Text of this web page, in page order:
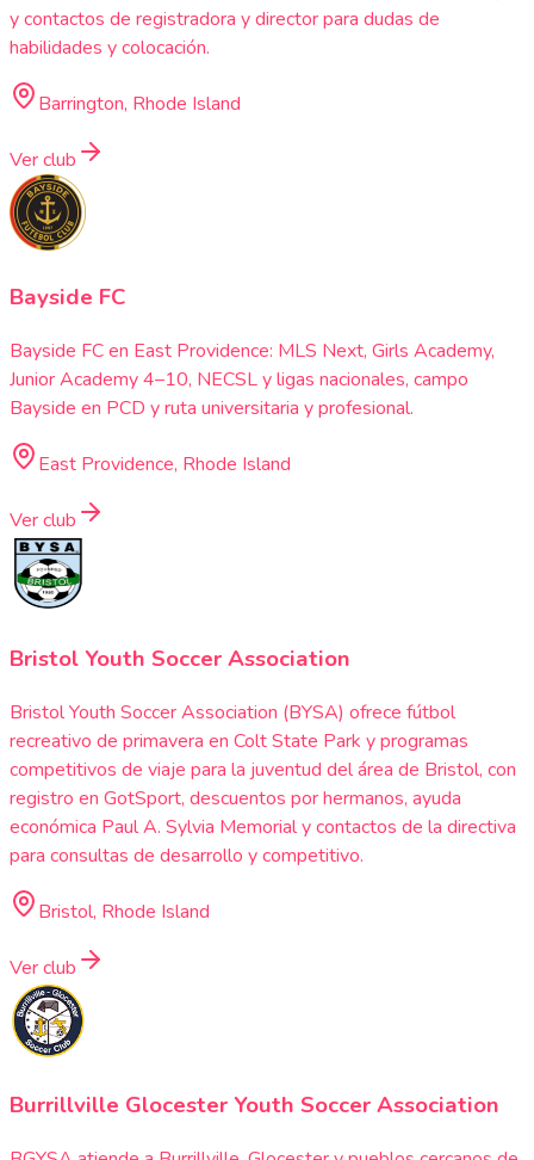
y contactos de registradora y director para dudas de
habilidades y colocación.
Barrington, Rhode Island
Ver club
Bayside FC
Bayside FC en East Providence: MLS Next, Girls Academy,
Junior Academy 4–10, NECSL y ligas nacionales, campo
Bayside en PCD y ruta universitaria y profesional.
East Providence, Rhode Island
Ver club
Bristol Youth Soccer Association
Bristol Youth Soccer Association (BYSA) ofrece fútbol
recreativo de primavera en Colt State Park y programas
competitivos de viaje para la juventud del área de Bristol, con
registro en GotSport, descuentos por hermanos, ayuda
económica Paul A. Sylvia Memorial y contactos de la directiva
para consultas de desarrollo y competitivo.
Bristol, Rhode Island
Ver club
Burrillville Glocester Youth Soccer Association